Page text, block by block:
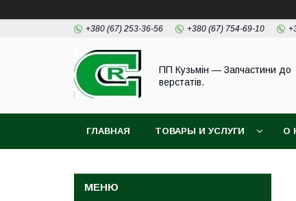
+380 (67) 253-36-56 +380 (67) 754-69-10
ПП Кузьмін — Запчастини до
верстатів.
ГЛАВНАЯ ТОВАРЫ И УСЛУГИ О